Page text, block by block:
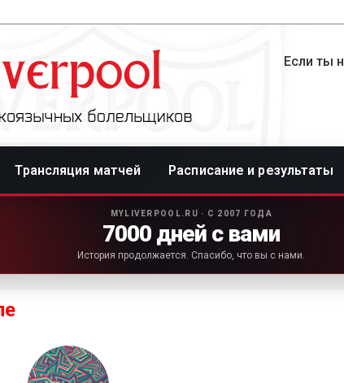
Если ты
Трансляция матчей Расписание и результаты
MYLIVERPOOL.RU · С 2007 ГОДА
7000 дней с вами
История продолжается. Спасибо, что вы с нами.